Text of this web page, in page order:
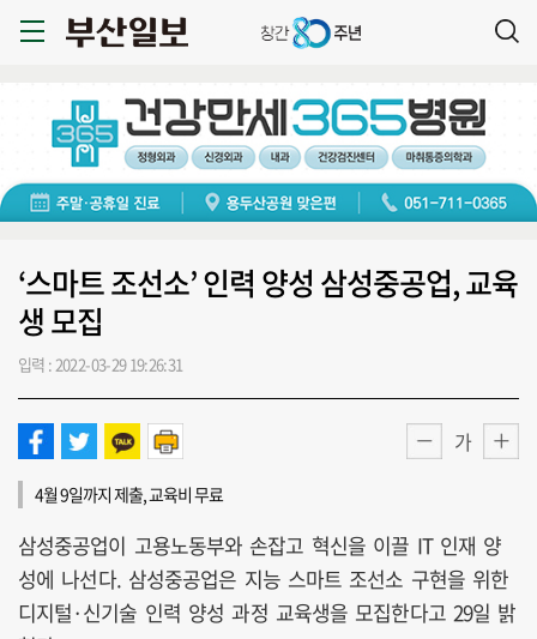
‘스마트 조선소’ 인력 양성 삼성중공업, 교육
생 모집
입력 : 2022-03-29 19:26:31
가
4월 9일까지 제출, 교육비 무료
삼성중공업이 고용노동부와 손잡고 혁신을 이끌 IT 인재 양
성에 나선다. 삼성중공업은 지능 스마트 조선소 구현을 위한
디지털·신기술 인력 양성 과정 교육생을 모집한다고 29일 밝